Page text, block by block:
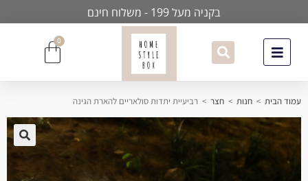
בקניה מעל 199 - משלוח חינם
0
עמוד הבית > חנות > חצר > רביעיית יתדות סולאריים להארת הגינה
🔍